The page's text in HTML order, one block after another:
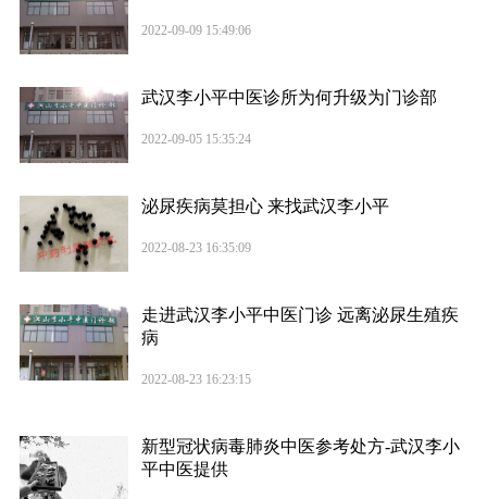
2022-09-09 15:49:06
武汉李小平中医诊所为何升级为门诊部
2022-09-05 15:35:24
泌尿疾病莫担心 来找武汉李小平
2022-08-23 16:35:09
走进武汉李小平中医门诊 远离泌尿生殖疾
病
2022-08-23 16:23:15
新型冠状病毒肺炎中医参考处方-武汉李小
平中医提供